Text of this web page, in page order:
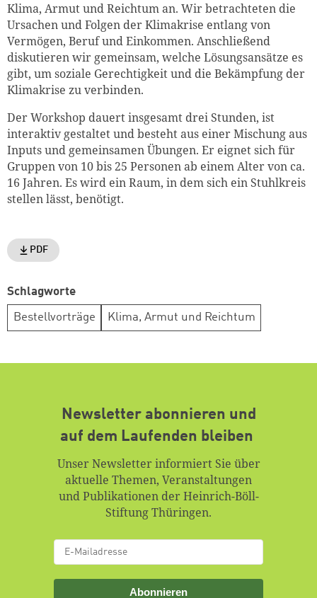
Klima, Armut und Reichtum an. Wir betrachteten die
Ursachen und Folgen der Klimakrise entlang von
Vermögen, Beruf und Einkommen. Anschließend
diskutieren wir gemeinsam, welche Lösungsansätze es
gibt, um soziale Gerechtigkeit und die Bekämpfung der
Klimakrise zu verbinden.
Der Workshop dauert insgesamt drei Stunden, ist
interaktiv gestaltet und besteht aus einer Mischung aus
Inputs und gemeinsamen Übungen. Er eignet sich für
Gruppen von 10 bis 25 Personen ab einem Alter von ca.
16 Jahren. Es wird ein Raum, in dem sich ein Stuhlkreis
stellen lässt, benötigt.
PDF
Schlagworte
Bestellvorträge Klima, Armut und Reichtum
Newsletter abonnieren und
auf dem Laufenden bleiben
Unser Newsletter informiert Sie über
aktuelle Themen, Veranstaltungen
und Publikationen der Heinrich-Böll-
Stiftung Thüringen.
Abonnieren